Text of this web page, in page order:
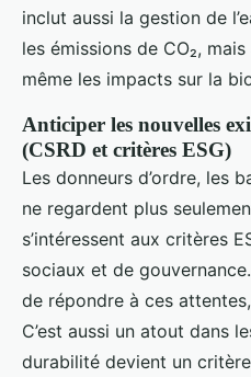
inclut aussi la gestion de
les émissions de CO₂,
même les impacts sur la
Anticiper les nouvelles
(CSRD et critères ESG)
Les donneurs d’ordre, les
ne regardent plus
s’intéressent aux critères
sociaux et de
de répondre à ces
C’est aussi un atout dans
durabilité devient un